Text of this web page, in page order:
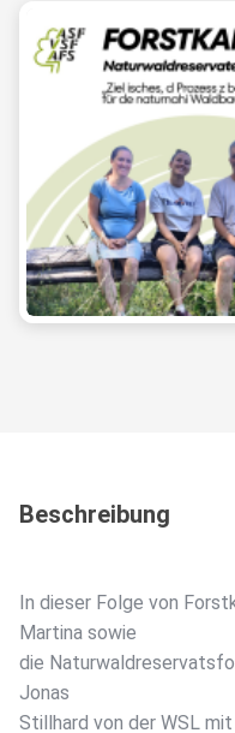
Beschreibung
In dieser Folge von
Martina sowie
die
Jonas
Stillhard von der WSL